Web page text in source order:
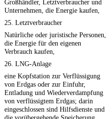
Großhändler, Letztverbraucher und
Unternehmen, die Energie kaufen,
25. Letztverbraucher
Natürliche oder juristische Personen,
die Energie für den eigenen
Verbrauch kaufen,
26. LNG-Anlage
eine Kopfstation zur Verflüssigung
von Erdgas oder zur Einfuhr,
Entladung und Wiederverdampfung
von verflüssigtem Erdgas; darin
eingeschlossen sind Hilfsdienste und